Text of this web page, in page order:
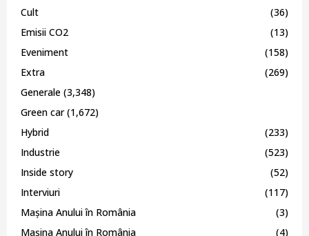
Cult
(36)
Emisii CO2
(13)
Eveniment
(158)
Extra
(269)
Generale (3,348)
Green car(1,672)
Hybrid
(233)
Industrie
(523)
Inside story
(52)
Interviuri
(117)
Mașina Anului în România
(3)
Mașina Anului în România
(4)